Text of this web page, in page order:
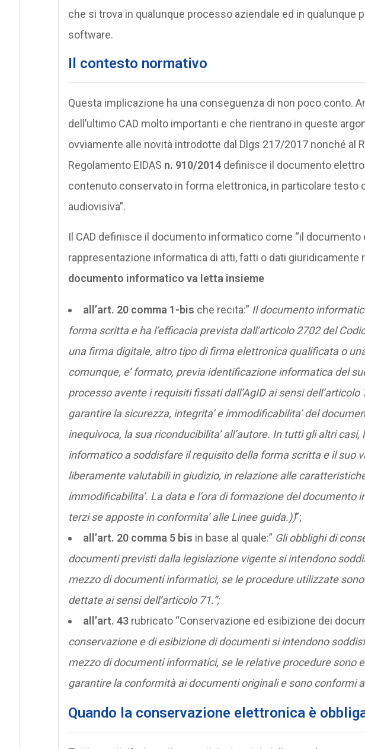
che si trova in qualunque processo aziendale ed in qualunque
software.
Il contesto normativo
Questa implicazione ha una conseguenza di non poco conto.
dell’ultimo CAD molto importanti e che rientrano in queste
ovviamente alle novità introdotte dal Dlgs 217/2017 nonché al
Regolamento EIDAS n. 910/2014definisce il documento
contenuto conservato in forma elettronica, in particolare testo
audiovisiva”.
Il CAD definisce il documento informatico come “il
rappresentazione informatica di atti, fatti o dati giuridicamente
documento informatico va letta insieme
all’art. 20 comma 1-bis che recita:” Il documento
forma scritta e ha l’efficacia prevista dall’articolo 2702 del
una firma digitale, altro tipo di firma elettronica qualificata o
comunque, e’ formato, previa identificazione informatica del
processo avente i requisiti fissati dall’AgID ai sensi dell’articolo
garantire la sicurezza, integrita’ e immodificabilita’ del
inequivoca, la sua riconducibilita’ all’autore. In tutti gli altri casi,
informatico a soddisfare il requisito della forma scritta e il suo
liberamente valutabili in giudizio, in relazione alle
immodificabilita’. La data e l’ora di formazione del documento
terzi se apposte in conformita’ alle Linee guida.))”;
all’art. 20 comma 5 bis in base al quale:” Gli obblighi di
documenti previsti dalla legislazione vigente si intendono
mezzo di documenti informatici, se le procedure utilizzate
dettate ai sensi dell’articolo 71.”;
all’art. 43rubricato “Conservazione ed esibizione dei
conservazione e di esibizione di documenti si intendono
mezzo di documenti informatici, se le relative procedure sono
garantire la conformità ai documenti originali e sono conformi
Quando la conservazione elettronica è